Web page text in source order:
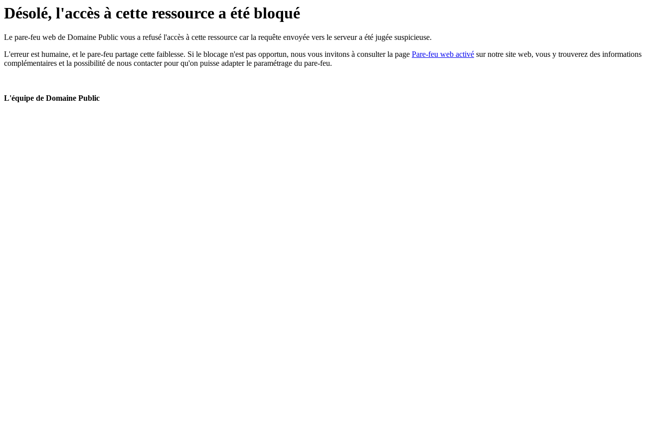
Désolé, l'accès à cette ressource a été bloqué
Le pare-feu web de Domaine Public vous a refusé l'accès à cette ressource car la requête envoyée vers le serveur a été jugée suspicieuse.
L'erreur est humaine, et le pare-feu partage cette faiblesse. Si le blocage n'est pas opportun, nous vous invitons à consulter la page Pare-feu web activé sur notre site web, vous y trouverez des informations
complémentaires et la possibilité de nous contacter pour qu'on puisse adapter le paramétrage du pare-feu.
L'équipe de Domaine Public